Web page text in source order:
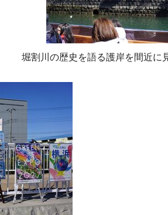
堀割川の歴史を語る護岸を間近に